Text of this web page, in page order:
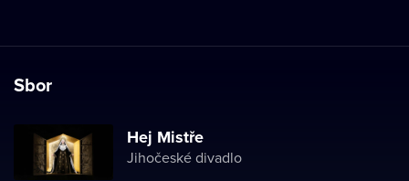
Sbor
Hej Mistře
Jihočeské divadlo